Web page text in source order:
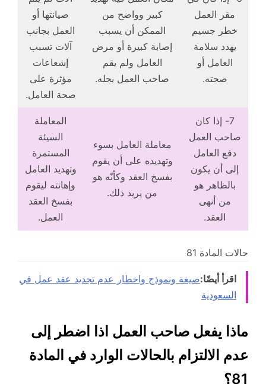
مقر العمل
خطر جسيم
يهدد سلامة
العامل أو
صحته.
كبير وواضح من
الممكن أن يسبب
إصابة كبيرة أو مرض
العامل ولم يقم
صاحب العمل بحله.
صيانتها أو
العمل بجانب
آلات تسبب
إشعاعات
مؤثرة على
صحة العامل.
7- إذا كان
صاحب العمل
دفع العامل
إلى أن يكون
بالظاهر هو
من أنهى
العقد.
معاملة العامل بسوء
وتهديده على أن يقوم
بفسخ العقد وكأنّه هو
من يريد ذلك.
المعاملة
السيئة
المستمرة
وتهديد العامل
وإهانته ليقوم
بفسخ العقد
العمل.
حالات المادة 81
اقرأ أيضًا:صيغة ونموذج واخطار عدم تجديد عقد عمل في
السعودية
ماذا يفعل صاحب العمل اذا اضطر إلى
عدم الالتزام بالحالات الوارد في المادة
81؟